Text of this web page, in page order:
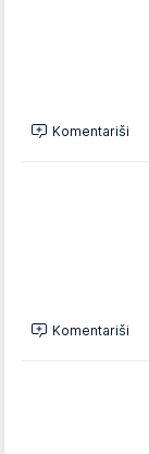
Komentariši
Komentariši